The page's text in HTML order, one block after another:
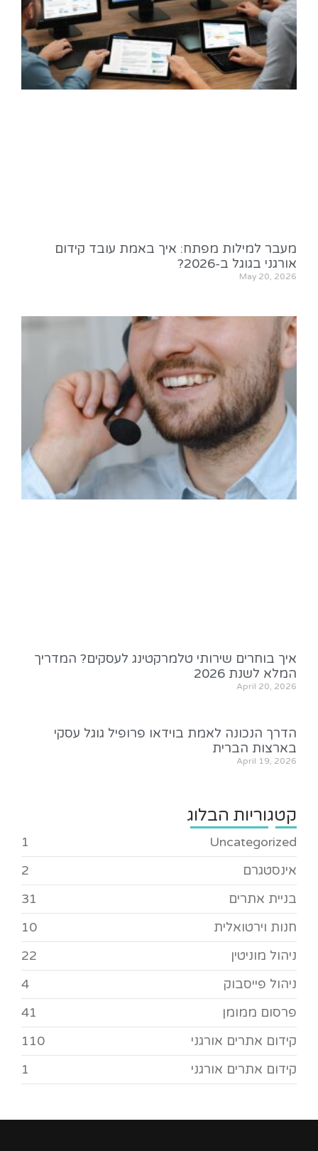
מעבר למילות מפתח: איך באמת עובד קידום
אורגני בגוגל ב-2026?
May 20, 2026
איך בוחרים שירותי טלמרקטינג לעסקים? המדריך
המלא לשנת 2026
April 20, 2026
הדרך הנכונה לאמת בוידאו פרופיל גוגל עסקי
בארצות הברית
April 19, 2026
קטגוריות הבלוג
Uncategorized
1
אינסטגרם
2
בניית אתרים
31
חנות וירטואלית
10
ניהול מוניטין
22
ניהול פייסבוק
4
פרסום ממומן
41
קידום אתרים אורגני
110
קידום אתרים אורגני
1